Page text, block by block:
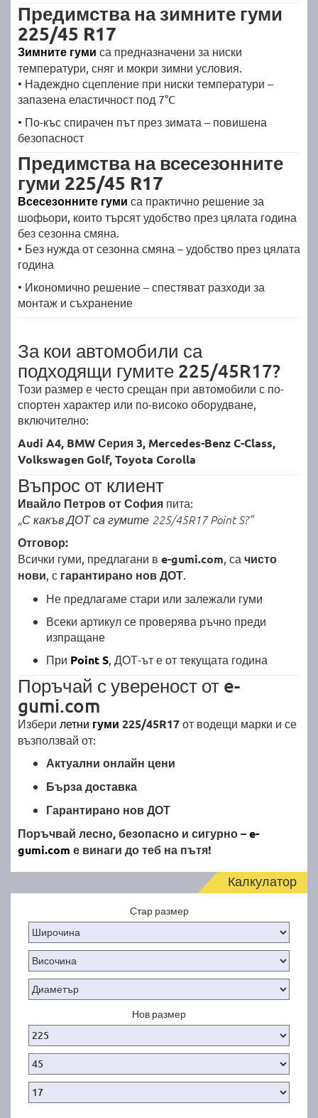
Предимства на зимните гуми
225/45 R17
Зимните гуми са предназначени за ниски
температури, сняг и мокри зимни условия.
• Надеждно сцепление при ниски температури –
запазена еластичност под 7°C
• По-къс спирачен път през зимата – повишена
безопасност
Предимства на всесезонните
гуми 225/45 R17
Всесезонните гуми са практично решение за
шофьори, които търсят удобство през цялата година
без сезонна смяна.
• Без нужда от сезонна смяна – удобство през цялата
година
• Икономично решение – спестяват разходи за
монтаж и съхранение
За кои автомобили са
подходящи гумите 225/45R17?
Този размер е често срещан при автомобили с по-
спортен характер или по-високо оборудване,
включително:
Audi A4, BMW Серия 3, Mercedes-Benz C-Class,
Volkswagen Golf, Toyota Corolla
Въпрос от клиент
Ивайло Петров от София пита:
„С какъв ДОТ са гумите 225/45R17 Point S?“
Отговор:
Всички гуми, предлагани в e-gumi.com , са чисто
нови , с гарантирано нов ДОТ
Не предлагаме стари или залежали гуми
Всеки артикул се проверява ръчно преди
изпращане
При Point S , ДОТ-ът е от текущата година
Поръчай с увереност от e-
gumi.com
Избери летни гуми 225/45R17 от водещи марки и се
възползвай от:
Актуални онлайн цени
Бърза доставка
Гарантирано нов ДОТ
Поръчвай лесно, безопасно и сигурно –e-
gumi.com е винаги до теб на пътя!
Калкулатор
Стар размер
Нов размер